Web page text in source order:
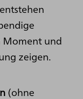
Moment und
zeigen.
(ohne